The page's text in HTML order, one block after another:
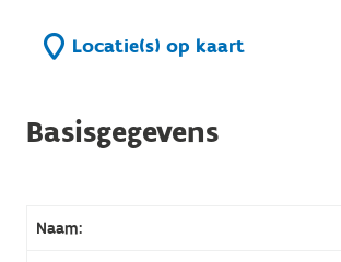
Locatie(s) op kaart
Basisgegevens
Naam: